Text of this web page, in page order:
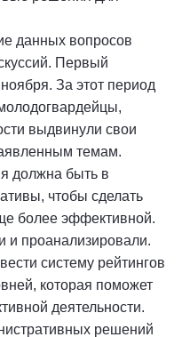
данных вопросов
Первый
За этот период
выдвинули свои
темам.
должна быть в
чтобы сделать
более эффективной.
и проанализировали.
систему рейтингов
которая поможет
деятельности.
решений